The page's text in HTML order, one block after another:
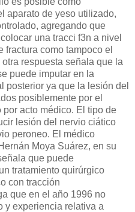
aparato de yeso utilizado,
agregando que
una tracci f3n a nivel
como tampoco el
respuesta señala que la
puede imputar en la
posterior ya que la lesión del
posiblemente por el
acto médico. El tipo de
lesión del nervio ciático
peroneo. El médico
Moya Suárez, en su
que puede
tratamiento quirúrgico
con tracción
que en el año 1996 no
y experiencia relativa a